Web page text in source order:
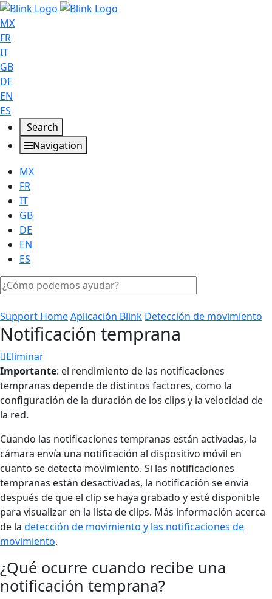
MX
FR
IT
GB
DE
EN
ES
Search
Navigation
MX
FR
IT
GB
DE
EN
ES
Support HomeAplicación Blink Detección de movimiento
Notificación temprana
Eliminar
Importante: el rendimiento de las notificaciones
tempranas depende de distintos factores, como la
configuración de la duración de los clips y la velocidad de
la red.
Cuando las notificaciones tempranas están activadas, la
cámara envía una notificación al dispositivo móvil en
cuanto se detecta movimiento. Si las notificaciones
tempranas están desactivadas, la notificación se envía
después de que el clip se haya grabado y esté disponible
para visualizar en la lista de clips. Más información acerca
de la detección de movimiento y las notificaciones de
movimiento.
¿Qué ocurre cuando recibe una
notificación temprana?